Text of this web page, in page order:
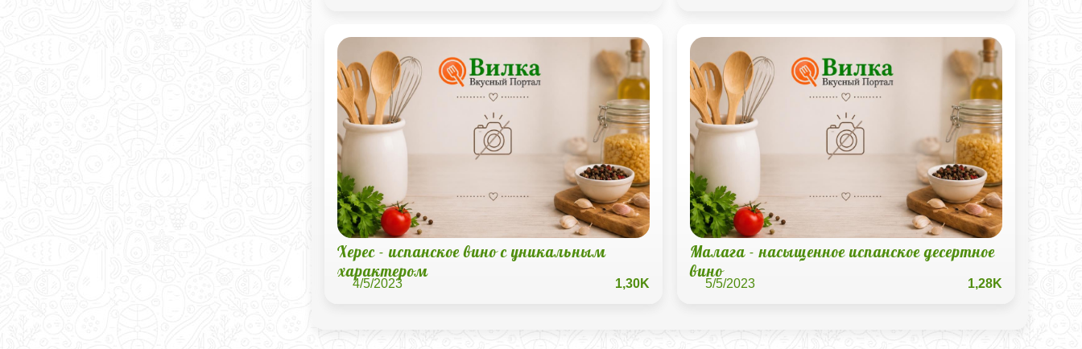
Херес - испанское вино с уникальным
характером
4/5/2023 1,30K
Малага - насыщенное испанское десертное
вино
5/5/2023 1,28K